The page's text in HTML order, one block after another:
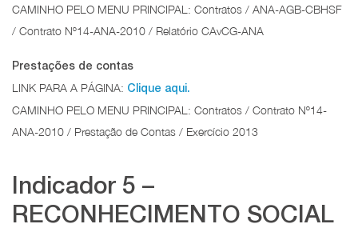
CAMINHO PELO MENU PRINCIPAL: Contratos / ANA-AGB-CBHSF
/ Contrato Nº14-ANA-2010 / Relatório CAvCG-ANA
Prestações de contas
LINK PARA A PÁGINA: Clique aqui.
CAMINHO PELO MENU PRINCIPAL: Contratos / Contrato Nº14-
ANA-2010 / Prestação de Contas / Exercício 2013
Indicador 5 –
RECONHECIMENTO SOCIAL